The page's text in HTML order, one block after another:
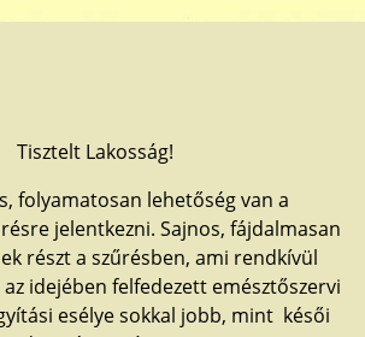
Tisztelt Lakosság!
folyamatosan lehetőség van a
jelentkezni. Sajnos, fájdalmasan
részt a szűrésben, ami rendkívül
idejében felfedezett emésztőszervi
esélye sokkal jobb, mint késői